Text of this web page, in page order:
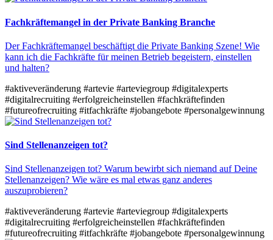
Fachkräftemangel in der Private Banking Branche
Der Fachkräftemangel beschäftigt die Private Banking Szene! Wie
kann ich die Fachkräfte für meinen Betrieb begeistern, einstellen
und halten?
#aktiveveränderung #artevie #arteviegroup #digitalexperts
#digitalrecruiting #erfolgreicheinstellen #fachkräftefinden
#futureofrecruiting #itfachkräfte #jobangebote #personalgewinnung
Sind Stellenanzeigen tot?
Sind Stellenanzeigen tot? Warum bewirbt sich niemand auf Deine
Stellenanzeigen? Wie wäre es mal etwas ganz anderes
auszuprobieren?
#aktiveveränderung #artevie #arteviegroup #digitalexperts
#digitalrecruiting #erfolgreicheinstellen #fachkräftefinden
#futureofrecruiting #itfachkräfte #jobangebote #personalgewinnung